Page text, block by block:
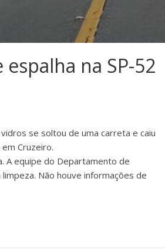
na SP-52
se soltou de uma carreta e caiu
Cruzeiro.
A equipe do Departamento de
Não houve informações de